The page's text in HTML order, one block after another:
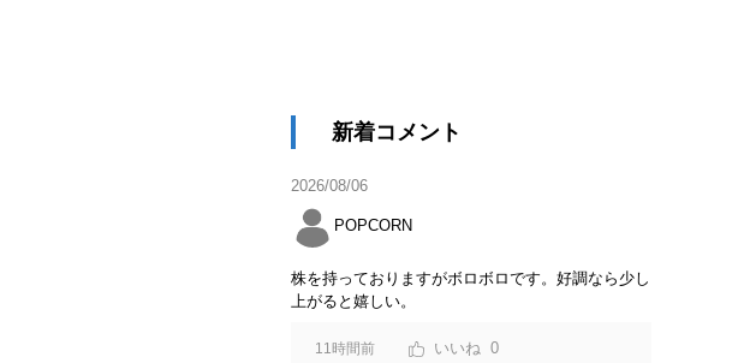
新着コメント
2026/08/06
POPCORN
株を持っておりますがボロボロです。好調なら少し
上がると嬉しい。
11時間前 0